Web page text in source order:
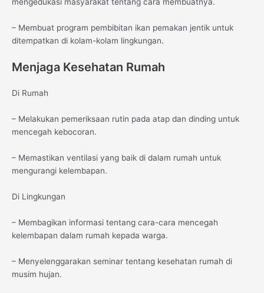
– Membuat program pembibitan ikan pemakan jentik untuk
ditempatkan di kolam-kolam lingkungan.
Menjaga Kesehatan Rumah
Di Rumah
– Melakukan pemeriksaan rutin pada atap dan dinding untuk
mencegah kebocoran.
– Memastikan ventilasi yang baik di dalam rumah untuk
mengurangi kelembapan.
Di Lingkungan
– Membagikan informasi tentang cara-cara mencegah
kelembapan dalam rumah kepada warga.
– Menyelenggarakan seminar tentang kesehatan rumah di
musim hujan.